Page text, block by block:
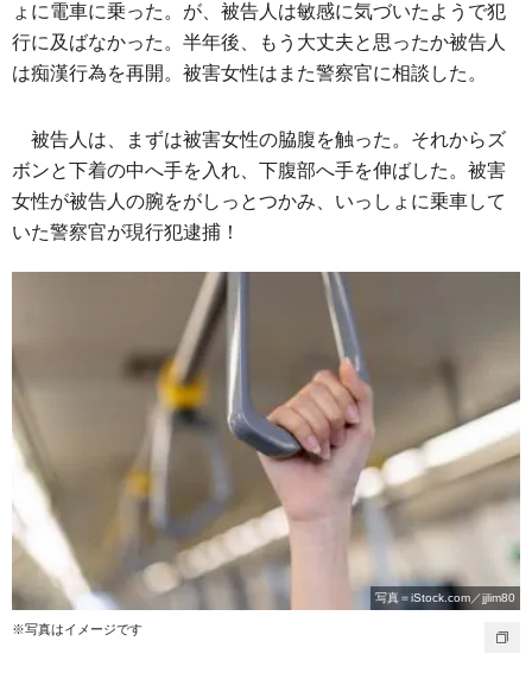
ょに電車に乗った。が、被告人は敏感に気づいたようで犯
行に及ばなかった。半年後、もう大丈夫と思ったか被告人
は痴漢行為を再開。被害女性はまた警察官に相談した。
被告人は、まずは被害女性の脇腹を触った。それからズ
ボンと下着の中へ手を入れ、下腹部へ手を伸ばした。被害
女性が被告人の腕をがしっとつかみ、いっしょに乗車して
いた警察官が現行犯逮捕！
写真＝iStock.com／jjlim80
※写真はイメージです